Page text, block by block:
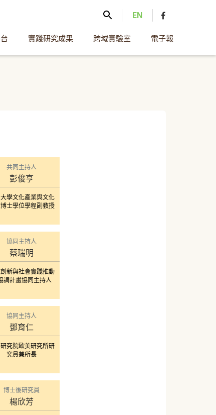
實踐研究成果 跨域實驗室 電子報
EN
彭俊亨
共同主持人
學文化產業與文化
士學位學程副教授
蔡瑞明
協同主持人
新與社會實踐推動
調計畫協同主持人
鄧育仁
協同主持人
究院歐美研究所研
究員兼所長
楊欣芳
博士後研究員